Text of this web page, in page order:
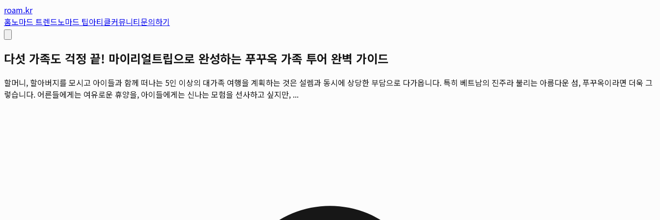
roam.kr
홈노마드 트렌드노마드 팁아티클커뮤니티문의하기
다섯 가족도 걱정 끝! 마이리얼트립으로 완성하는 푸꾸옥 가족 투어 완벽 가이드
할머니, 할아버지를 모시고 아이들과 함께 떠나는 5인 이상의 대가족 여행을 계획하는 것은 설렘과 동시에 상당한 부담으로 다가옵니다. 특히 베트남의 진주라 불리는 아름다운 섬, 푸꾸옥이라면 더욱 그
렇습니다. 어른들에게는 여유로운 휴양을, 아이들에게는 신나는 모험을 선사하고 싶지만, ...